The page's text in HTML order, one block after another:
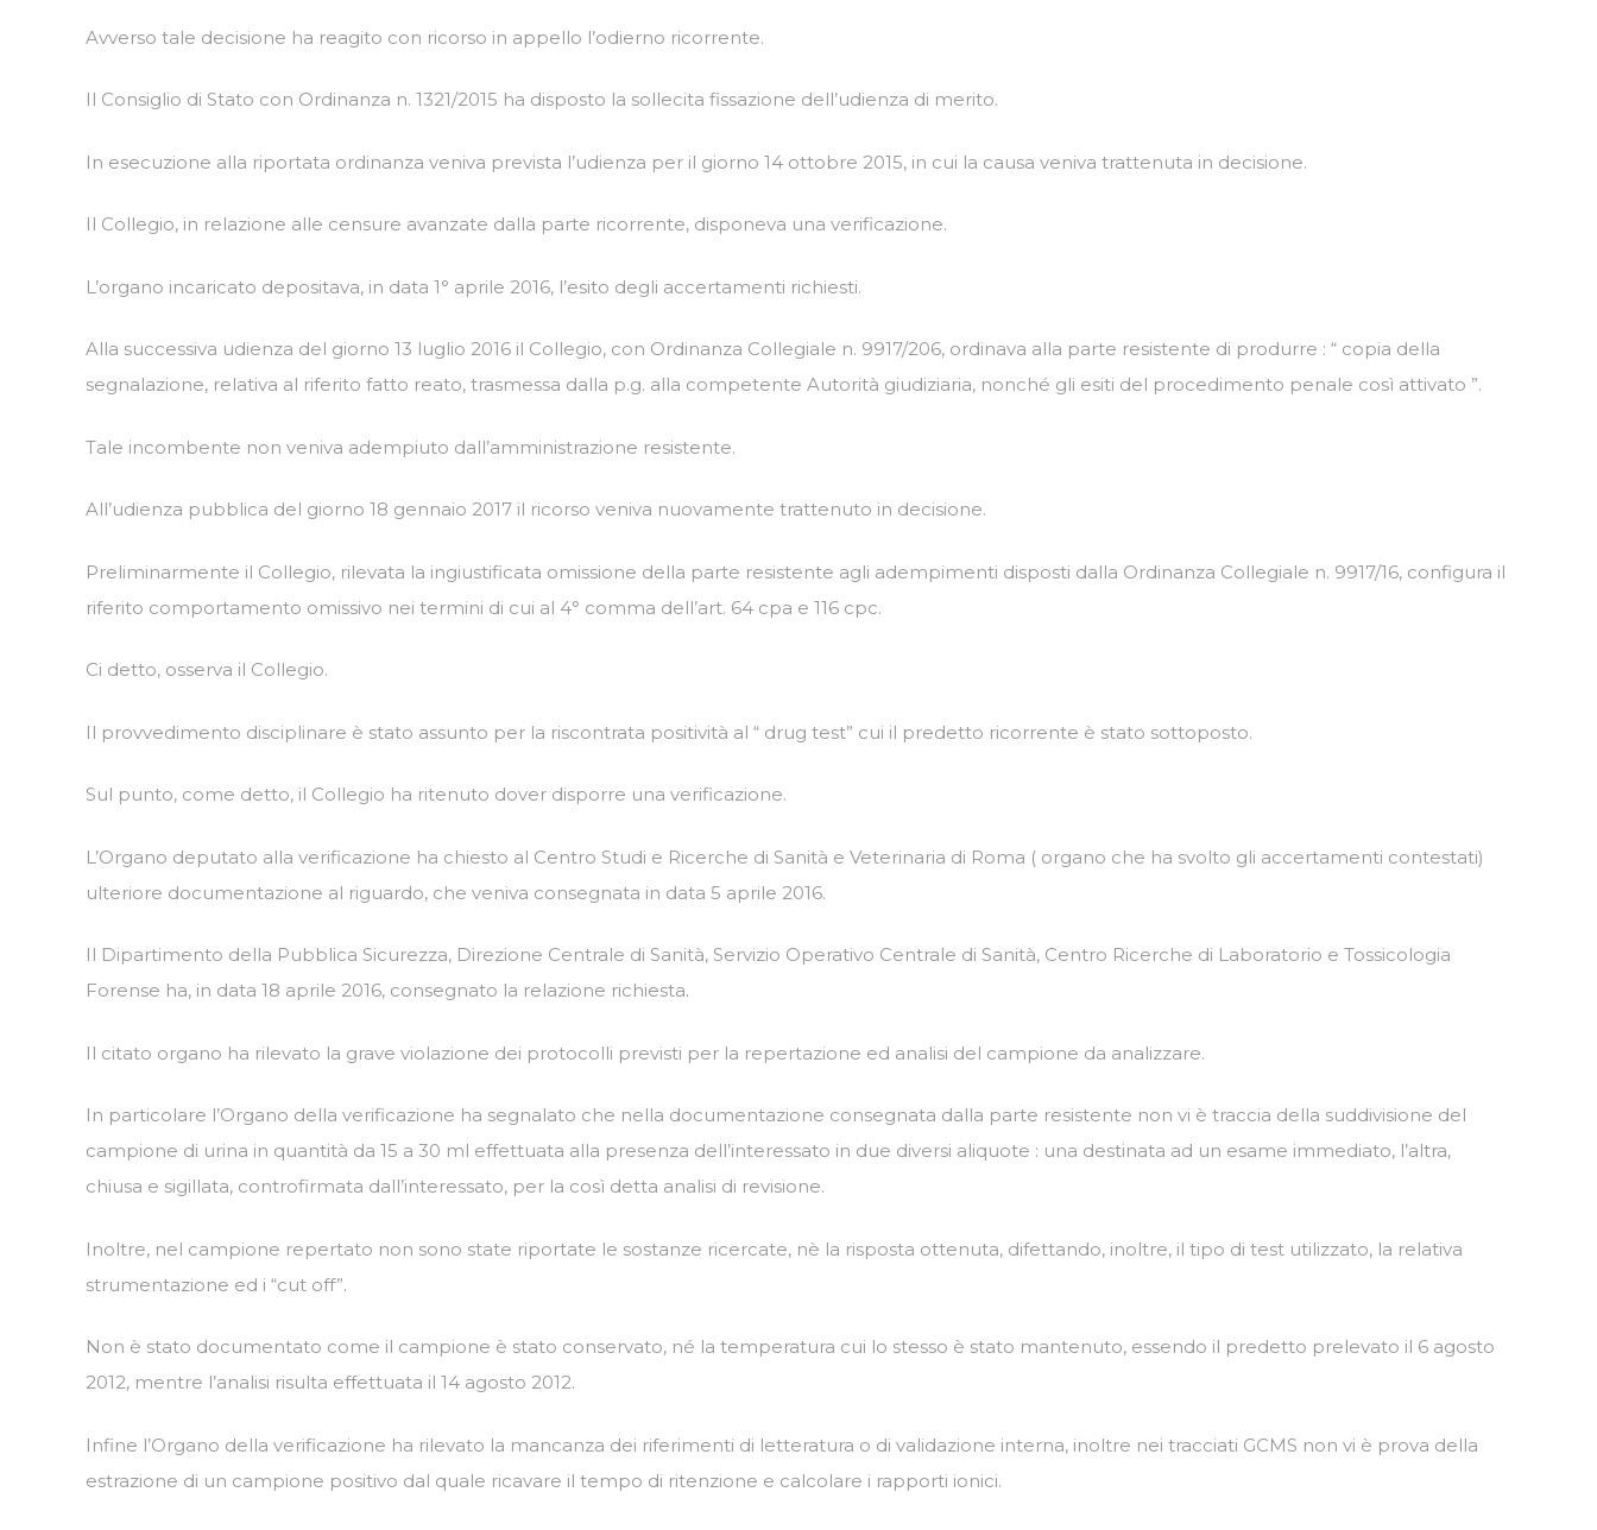
Avverso tale decisione ha reagito con ricorso in appello l’odierno ricorrente.
Il Consiglio di Stato con Ordinanza n. 1321/2015 ha disposto la sollecita fissazione dell’udienza di merito.
In esecuzione alla riportata ordinanza veniva prevista l’udienza per il giorno 14 ottobre 2015, in cui la causa veniva trattenuta in decisione.
Il Collegio, in relazione alle censure avanzate dalla parte ricorrente, disponeva una verificazione.
L’organo incaricato depositava, in data 1° aprile 2016, l’esito degli accertamenti richiesti.
Alla successiva udienza del giorno 13 luglio 2016 il Collegio, con Ordinanza Collegiale n. 9917/206, ordinava alla parte resistente di produrre : “ copia della
segnalazione, relativa al riferito fatto reato, trasmessa dalla p.g. alla competente Autorità giudiziaria, nonché gli esiti del procedimento penale così attivato ”.
Tale incombente non veniva adempiuto dall’amministrazione resistente.
All’udienza pubblica del giorno 18 gennaio 2017 il ricorso veniva nuovamente trattenuto in decisione.
Preliminarmente il Collegio, rilevata la ingiustificata omissione della parte resistente agli adempimenti disposti dalla Ordinanza Collegiale n. 9917/16, configura il
riferito comportamento omissivo nei termini di cui al 4° comma dell’art. 64 cpa e 116 cpc.
Ci detto, osserva il Collegio.
Il provvedimento disciplinare è stato assunto per la riscontrata positività al “ drug test” cui il predetto ricorrente è stato sottoposto.
Sul punto, come detto, il Collegio ha ritenuto dover disporre una verificazione.
L’Organo deputato alla verificazione ha chiesto al Centro Studi e Ricerche di Sanità e Veterinaria di Roma ( organo che ha svolto gli accertamenti contestati)
ulteriore documentazione al riguardo, che veniva consegnata in data 5 aprile 2016.
Il Dipartimento della Pubblica Sicurezza, Direzione Centrale di Sanità, Servizio Operativo Centrale di Sanità, Centro Ricerche di Laboratorio e Tossicologia
Forense ha, in data 18 aprile 2016, consegnato la relazione richiesta.
Il citato organo ha rilevato la grave violazione dei protocolli previsti per la repertazione ed analisi del campione da analizzare.
In particolare l’Organo della verificazione ha segnalato che nella documentazione consegnata dalla parte resistente non vi è traccia della suddivisione del
campione di urina in quantità da 15 a 30 ml effettuata alla presenza dell’interessato in due diversi aliquote : una destinata ad un esame immediato, l’altra,
chiusa e sigillata, controfirmata dall’interessato, per la così detta analisi di revisione.
Inoltre, nel campione repertato non sono state riportate le sostanze ricercate, nè la risposta ottenuta, difettando, inoltre, il tipo di test utilizzato, la relativa
strumentazione ed i “cut off”.
Non è stato documentato come il campione è stato conservato, né la temperatura cui lo stesso è stato mantenuto, essendo il predetto prelevato il 6 agosto
2012, mentre l’analisi risulta effettuata il 14 agosto 2012.
Infine l’Organo della verificazione ha rilevato la mancanza dei riferimenti di letteratura o di validazione interna, inoltre nei tracciati GCMS non vi è prova della
estrazione di un campione positivo dal quale ricavare il tempo di ritenzione e calcolare i rapporti ionici.